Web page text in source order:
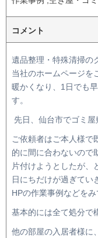
コメント
遺品整理・特殊清掃の
当社のホームページを
暖かくなり、 1 日でも
す。
先日、仙台市でゴミ屋
ご依頼者はご本人様で
的に間に合わないので
片付けようとしたが、
日にちだけが過ぎてい
HPの作業事例などをみ
基本的には全て処分で
他の部屋の入居者様に